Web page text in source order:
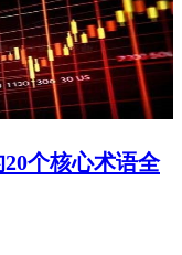
个核心术语全